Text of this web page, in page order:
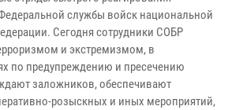
службы войск национальной
Сегодня сотрудники СОБР
и экстремизмом, в
по предупреждению и пресечению
заложников, обеспечивают
розыскных и иных мероприятий,